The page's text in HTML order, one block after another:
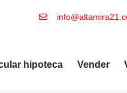
hipoteca Vender